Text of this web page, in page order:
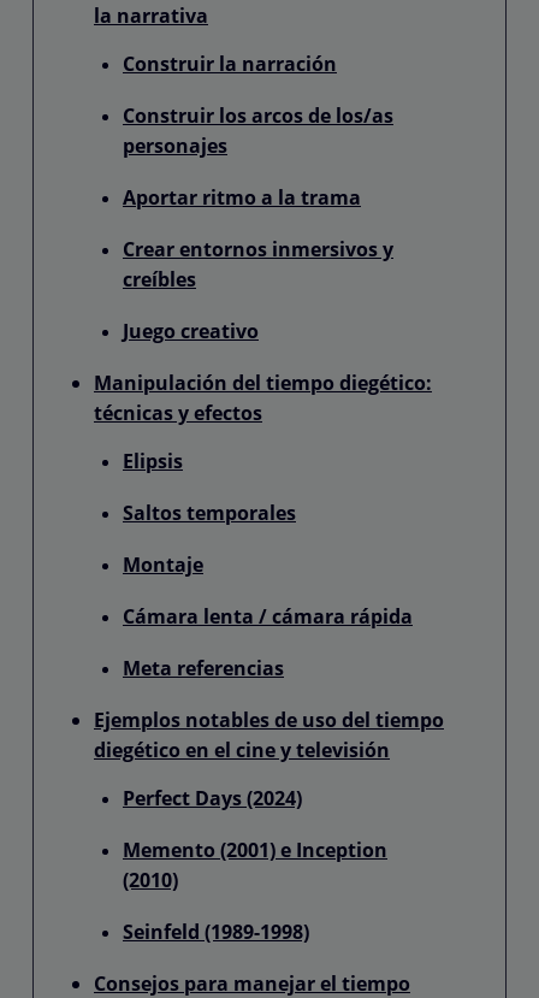
la narrativa
Construir la narración
Construir los arcos de los/as
personajes
Aportar ritmo a la trama
Crear entornos inmersivos y
creíbles
Juego creativo
Manipulación del tiempo diegético:
técnicas y efectos
Elipsis
Saltos temporales
Montaje
Cámara lenta / cámara rápida
Meta referencias
Ejemplos notables de uso del tiempo
diegético en el cine y televisión
Perfect Days (2024)
Memento (2001) e Inception
(2010)
Seinfeld (1989-1998)
Consejos para manejar el tiempo